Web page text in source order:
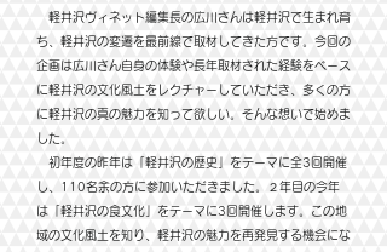
軽井沢ヴィネット編集長の広川さんは軽井沢で生まれ育
ち、軽井沢の変遷を最前線で取材してきた方です。今回の
企画は広川さん自身の体験や長年取材された経験をベース
に軽井沢の文化風土をレクチャーしていただき、多くの方
に軽井沢の真の魅力を知って欲しい。そんな想いで始めま
した。
初年度の昨年は「軽井沢の歴史」をテーマに全3回開催
し、110名余の方に参加いただきました。２年目の今年
は「軽井沢の食文化」をテーマに3回開催します。 この地
域の文化風土を知り、軽井沢の魅力を再発見する機会にな